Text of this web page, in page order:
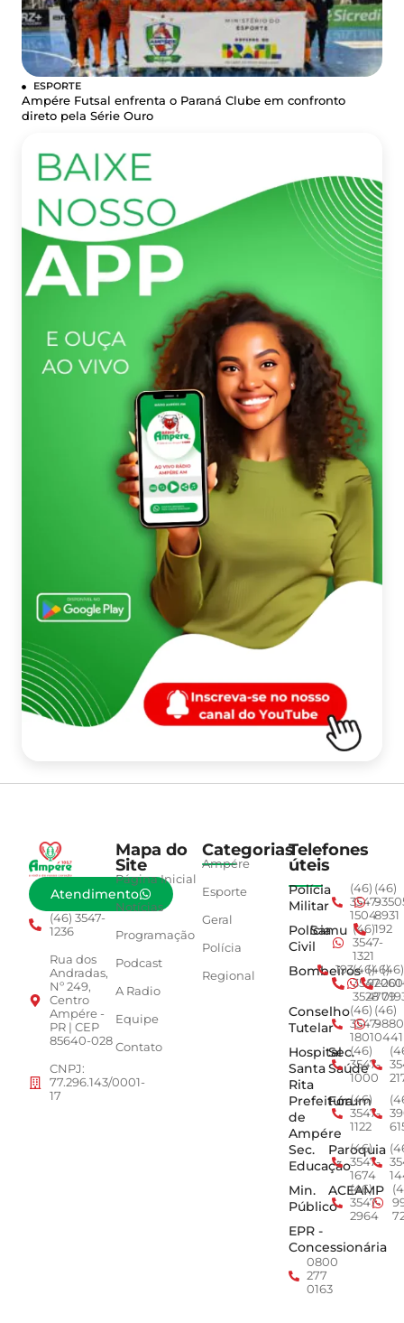
ESPORTE
Ampére Futsal enfrenta o Paraná Clube em confronto
direto pela Série Ouro
Atendimento
(46) 3547-
1236
Rua dos
Andradas,
Nº 249,
Centro
Ampére -
PR | CEP
85640-028
CNPJ:
77.296.143/0001-
17
Mapa do
Site
Página Inicial
Notícias
Programação
Podcast
A Radio
Equipe
Contato
Categorias
Ampére
Esporte
Geral
Polícia
Regional
Telefones
úteis
Polícia
Militar
(46)
3547-
1504
(46)
8931
Polícia
Civil
Samu (46)
3547-
1321
192
Bombeiros
193(46)
3547-
3528
(46)
4779
(46)
Conselho
Tutelar
(46)
3547-
1801
(46)
0441
Hospital
Santa
Rita
Sec.
Saúde
(46)
3547-
1000
Prefeitura
de
Ampére
Fórum
(46)
3547-
1122
Sec.
Educação
Paroquia
(46)
3547-
1674
Min.
Público
ACEAMP
(46)
3547-
2964
EPR -
Concessionária
0800
277
0163